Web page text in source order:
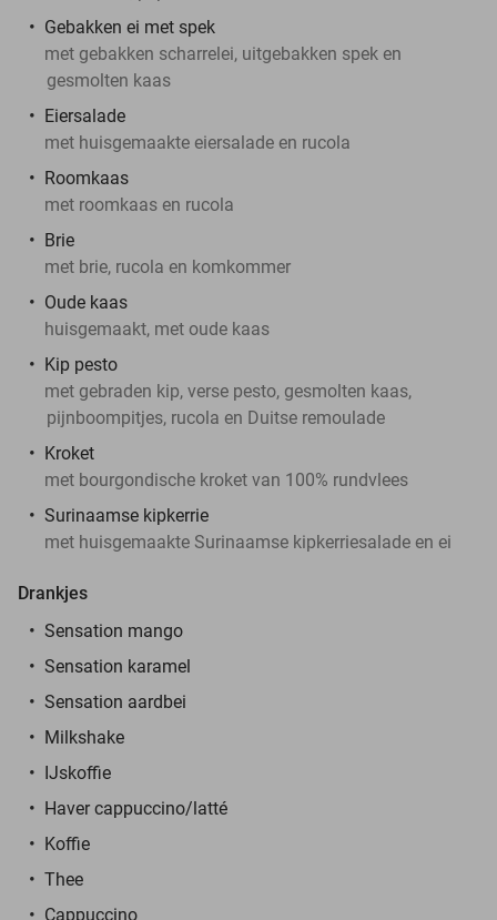
Gebakken ei met spek
met gebakken scharrelei, uitgebakken spek en
gesmolten kaas
Eiersalade
met huisgemaakte eiersalade en rucola
Roomkaas
met roomkaas en rucola
Brie
met brie, rucola en komkommer
Oude kaas
huisgemaakt, met oude kaas
Kip pesto
met gebraden kip, verse pesto, gesmolten kaas,
pijnboompitjes, rucola en Duitse remoulade
Kroket
met bourgondische kroket van 100% rundvlees
Surinaamse kipkerrie
met huisgemaakte Surinaamse kipkerriesalade en ei
Drankjes
Sensation mango
Sensation karamel
Sensation aardbei
Milkshake
IJskoffie
Haver cappuccino/latté
Koffie
Thee
Cappuccino